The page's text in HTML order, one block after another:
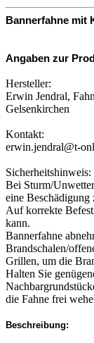
Bannerfahne mit
Angaben zur
Hersteller:
Erwin Jendral,
Gelsenkirchen
Kontakt:
erwin.jendral@t-
Sicherheitshinweis:
Bei Sturm/
eine Beschädigung
Auf korrekte
kann.
Bannerfahne
Brandschalen/
Grillen, um die
Halten Sie
die Fahne frei
Beschreibung: